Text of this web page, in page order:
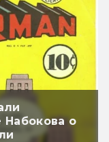
Набокова о